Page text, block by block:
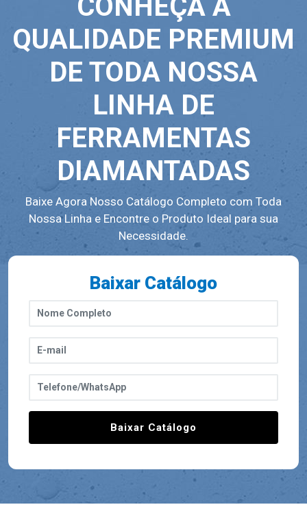
CONHEÇA A
QUALIDADE PREMIUM
DE TODA NOSSA
LINHA DE
FERRAMENTAS
DIAMANTADAS
Baixe Agora Nosso Catálogo Completo com Toda
Nossa Linha e Encontre o Produto Ideal para sua
Necessidade.
Baixar Catálogo
Baixar Catálogo